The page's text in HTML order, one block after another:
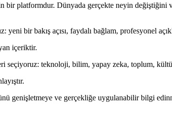
platformdur. Dünyada gerçekte neyin değiştiğini
bir bakış açısı, faydalı bağlam, profesyonel
içeriktir.
seçiyoruz: teknoloji, bilim, yapay zeka, toplum,
genişletmeye ve gerçekliğe uygulanabilir bilgi